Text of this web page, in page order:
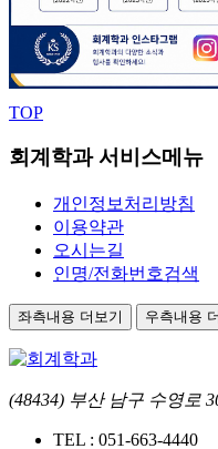
TOP
회계학과 서비스메뉴
개인정보처리방침
이용약관
오시는길
인명/전화번호검색
좌측내용 더보기 우측내용
(48434) 부산 남구 수영로
TEL : 051-663-4440